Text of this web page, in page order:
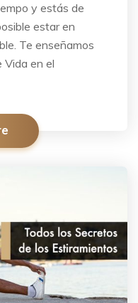
y estás de
estar en
Te enseñamos
Vida en el